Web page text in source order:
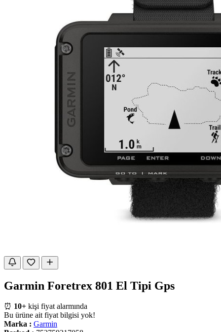
Garmin Foretrex 801 El Tipi Gps
⏰ 10+ kişi fiyat alarmında
Bu ürüne ait fiyat bilgisi yok!
Marka : Garmin